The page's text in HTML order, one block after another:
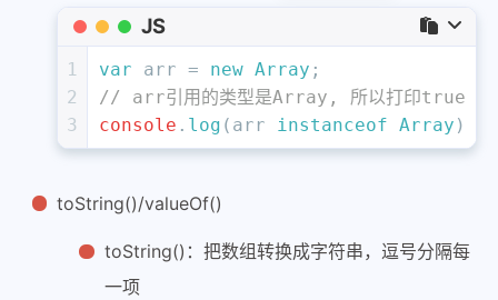
JS
1
2
3
var arr = new Array ;
// arr引用的类型是Array, 所以打印true
console . log (arr instanceof Array )
toString()/valueOf()
toString()：把数组转换成字符串，逗号分隔每
一项